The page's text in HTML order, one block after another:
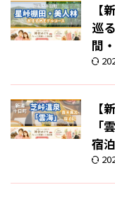
【
巡
間
【
「
宿